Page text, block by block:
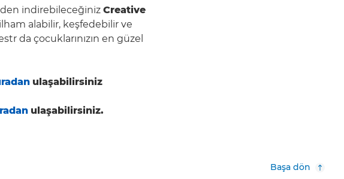
indirebileceğiniz Creative
alabilir, keşfedebilir ve
da çocuklarınızın en güzel
ulaşabilirsiniz
ulaşabilirsiniz.
Başa dön